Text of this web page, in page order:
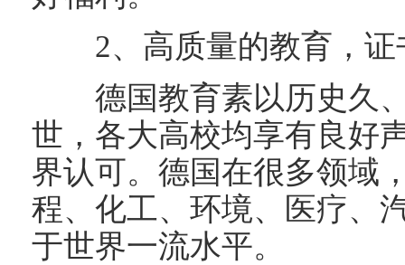
2、高质量的教育，证
德国教育素以历史久、
世，各大高校均享有良好
界认可。德国在很多领域
程、化工、环境、医疗、
于世界一流水平。